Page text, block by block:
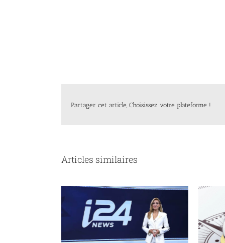
Partager cet article, Choisissez votre plateforme !
Articles similaires